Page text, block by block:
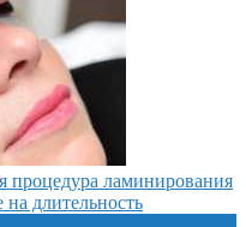
процедура ламинирования
длительность